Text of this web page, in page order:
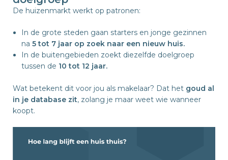
De huizenmarkt werkt op patronen:
In de grote steden gaan starters en jonge gezinnen
na 5 tot 7 jaar op zoek naar een nieuw huis.
In de buitengebieden zoekt diezelfde doelgroep
tussen de 10 tot 12 jaar.
Wat betekent dit voor jou als makelaar? Dat het goud al
in je database zit, zolang je maar weet wie wanneer
koopt.